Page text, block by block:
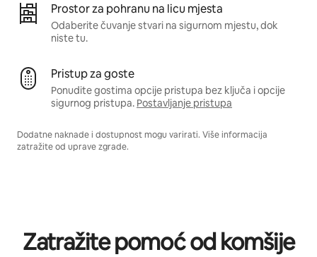
Prostor za pohranu na licu mjesta
Odaberite čuvanje stvari na sigurnom mjestu, dok
niste tu.
Pristup za goste
Ponudite gostima opcije pristupa bez ključa i opcije
sigurnog pristupa. Postavljanje pristupa
Dodatne naknade i dostupnost mogu varirati. Više informacija
zatražite od uprave zgrade.
Zatražite pomoć od komšije